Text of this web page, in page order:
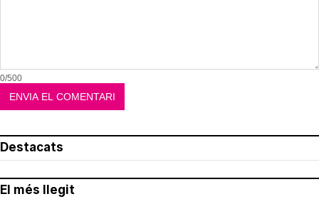
0/500
Destacats
El més llegit